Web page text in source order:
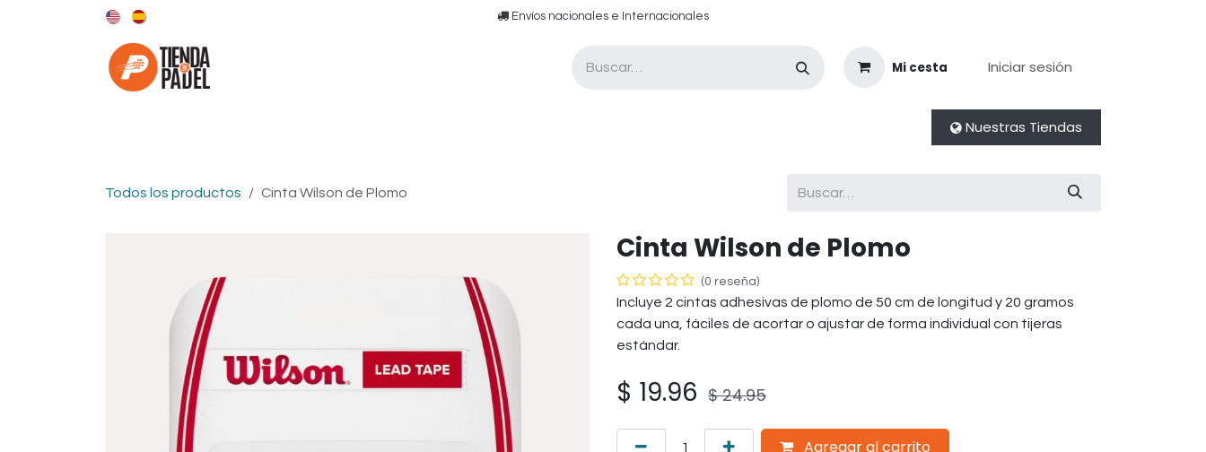
​​ E​nvíos nacionales e ​​​Internacionales​
Mi cesta Iniciar sesión
Nuestras Tiendas
Todos los productos Cinta Wilson de Plomo
Cinta Wilson de Plomo
(0 reseña)
Incluye 2 cintas adhesivas de plomo de 50 cm de longitud y 20 gramos
cada una, fáciles de acortar o ajustar de forma individual con tijeras
estándar.
$ 19.96 $24.95
Agregar al carrito